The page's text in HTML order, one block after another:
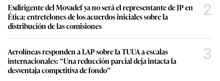
Exdirigente del Movadef ya no será el representante de JP en
Ética: entretelones de los acuerdos iniciales sobre la
distribución de las comisiones
2
Aerolíneas responden a LAP sobre la TUUA a escalas
internacionales: “Una reducción parcial deja intacta la
desventaja competitiva de fondo”
3